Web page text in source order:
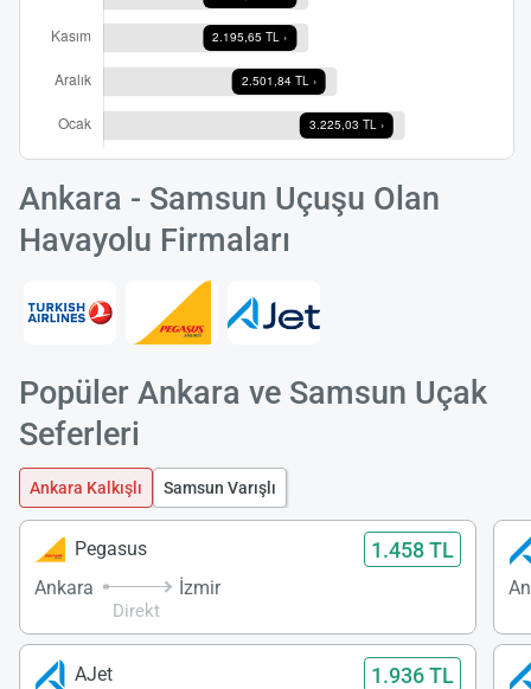
Ankara - Samsun Uçuşu Olan
Havayolu Firmaları
Popüler Ankara ve Samsun Uçak
Seferleri
Ankara Kalkışlı Samsun Varışlı
Pegasus 1.458 TL
Ankara
Direkt
İzmir
AJet 1.936 TL